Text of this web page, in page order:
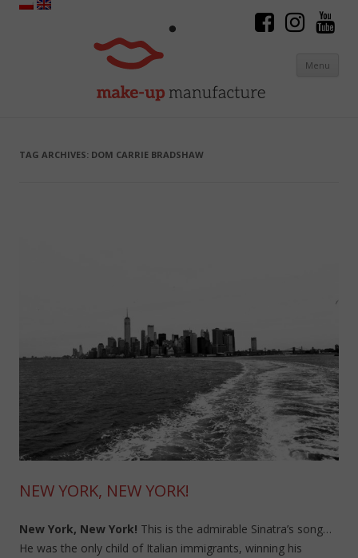
Menu
TAG ARCHIVES: DOM CARRIE BRADSHAW
NEW YORK, NEW YORK!
New York, New York! This is the admirable Sinatra’s song…
He was the only child of Italian immigrants, winning his